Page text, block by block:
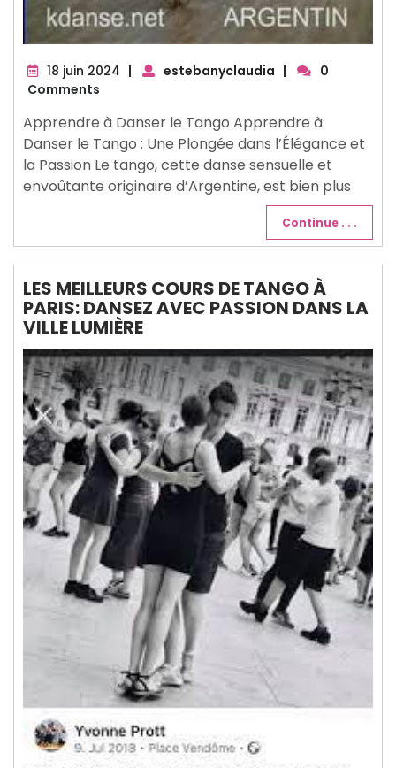
18 juin 2024 18| estebanyclaudia |
0
Comments
Apprendre à Danser le Tango Apprendre à
Danser le Tango : Une Plongée dans l’Élégance et
la Passion Le tango, cette danse sensuelle et
envoûtante originaire d’Argentine, est bien plus
Continue . . .
LES MEILLEURS COURS DE TANGO À
PARIS: DANSEZ AVEC PASSION DANS LA
VILLE LUMIÈRE